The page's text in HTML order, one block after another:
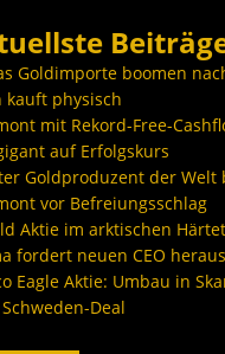
Goldimporte boomen
kauft physisch
mit Rekord-Free-
auf Erfolgskurs
Goldproduzent der Welt
vor Befreiungsschlag
Aktie im arktischen
fordert neuen CEO heraus
Eagle Aktie: Umbau in
Deal